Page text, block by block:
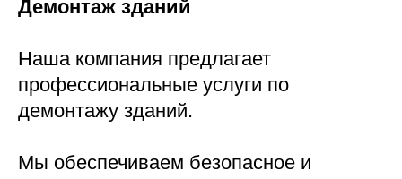
лишний грунт с вашего участка, а затем
УЗНАТЬ ПОДРОБНОСТИ